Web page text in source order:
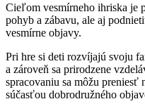
Cieľom vesmírneho ihriska je
pohyb a zábavu, ale aj
vesmírne objavy.
Pri hre si deti rozvíjajú svoju
a zároveň sa prirodzene
spracovaniu sa môžu preniesť
súčasťou dobrodružného